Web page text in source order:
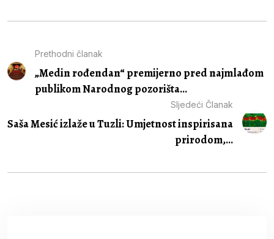
Prethodni članak
„Medin rođendan“ premijerno pred najmlađom
publikom Narodnog pozorišta...
Sljedeći Članak
Saša Mesić izlaže u Tuzli: Umjetnost inspirisana
prirodom,...